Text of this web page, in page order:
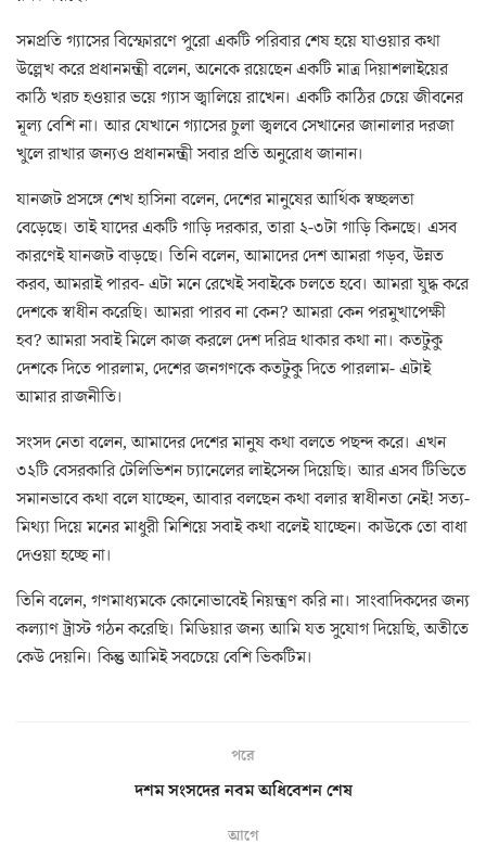
সমপ্রতি গ্যাসের বিস্ফোরণে পুরো একটি পরিবার শেষ হয়ে যাওয়ার কথা
উল্লেখ করে প্রধানমন্ত্রী বলেন, অনেকে রয়েছেন একটি মাত্র দিয়াশলাইয়ের
কাঠি খরচ হওয়ার ভয়ে গ্যাস জ্বালিয়ে রাখেন। একটি কাঠির চেয়ে জীবনের
মূল্য বেশি না। আর যেখানে গ্যাসের চুলা জ্বলবে সেখানের জানালার দরজা
খুলে রাখার জন্যও প্রধানমন্ত্রী সবার প্রতি অনুরোধ জানান।
যানজট প্রসঙ্গে শেখ হাসিনা বলেন, দেশের মানুষের আর্থিক স্বচ্ছলতা
বেড়েছে। তাই যাদের একটি গাড়ি দরকার, তারা ২-৩টা গাড়ি কিনছে। এসব
কারণেই যানজট বাড়ছে। তিনি বলেন, আমাদের দেশ আমরা গড়ব, উন্নত
করব, আমরাই পারব- এটা মনে রেখেই সবাইকে চলতে হবে। আমরা যুদ্ধ করে
দেশকে স্বাধীন করেছি। আমরা পারব না কেন? আমরা কেন পরমুখাপেক্ষী
হব? আমরা সবাই মিলে কাজ করলে দেশ দরিদ্র থাকার কথা না। কতটুকু
দেশকে দিতে পারলাম, দেশের জনগণকে কতটুকু দিতে পারলাম- এটাই
আমার রাজনীতি।
সংসদ নেতা বলেন, আমাদের দেশের মানুষ কথা বলতে পছন্দ করে। এখন
৩২টি বেসরকারি টেলিভিশন চ্যানেলের লাইসেন্স দিয়েছি। আর এসব টিভিতে
সমানভাবে কথা বলে যাচ্ছেন, আবার বলছেন কথা বলার স্বাধীনতা নেই! সত্য-
মিথ্যা দিয়ে মনের মাধুরী মিশিয়ে সবাই কথা বলেই যাচ্ছেন। কাউকে তো বাধা
দেওয়া হচ্ছে না।
তিনি বলেন, গণমাধ্যমকে কোনোভাবেই নিয়ন্ত্রণ করি না। সাংবাদিকদের জন্য
কল্যাণ ট্রাস্ট গঠন করেছি। মিডিয়ার জন্য আমি যত সুযোগ দিয়েছি, অতীতে
কেউ দেয়নি। কিন্তু আমিই সবচেয়ে বেশি ভিকটিম।
পরে
দশম সংসদের নবম অধিবেশন শেষ
আগে